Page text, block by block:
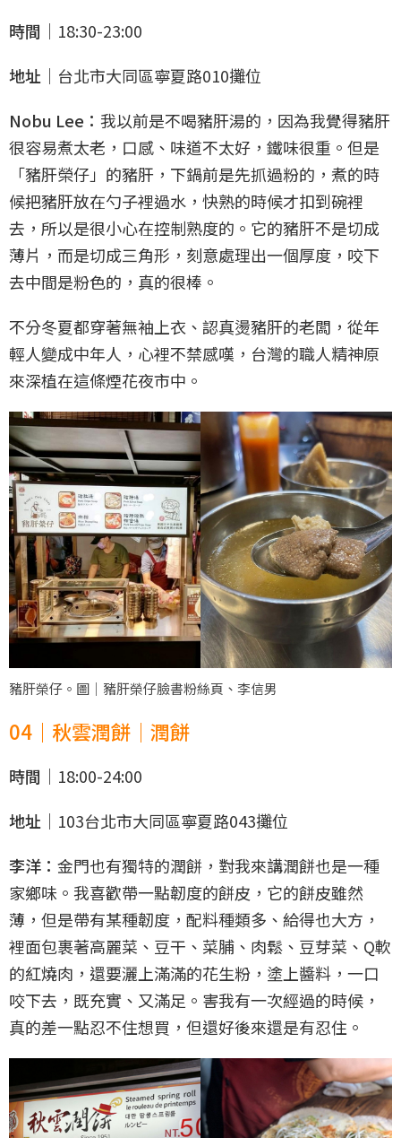
時間｜ 18:30-23:00
地址｜ 台北市大同區寧夏路010攤位
Nobu Lee： 我以前是不喝豬肝湯的，因為我覺得豬肝
很容易煮太老，口感、味道不太好，鐵味很重。但是
「豬肝榮仔」的豬肝，下鍋前是先抓過粉的，煮的時
候把豬肝放在勺子裡過水，快熟的時候才扣到碗裡
去，所以是很小心在控制熟度的。它的豬肝不是切成
薄片，而是切成三角形，刻意處理出一個厚度，咬下
去中間是粉色的，真的很棒。
不分冬夏都穿著無袖上衣、認真燙豬肝的老闆，從年
輕人變成中年人，心裡不禁感嘆，台灣的職人精神原
來深植在這條煙花夜市中。
豬肝榮仔。圖｜豬肝榮仔臉書粉絲頁、李信男
04｜秋雲潤餅｜潤餅
時間｜ 18:00-24:00
地址｜ 103台北市大同區寧夏路043攤位
李洋： 金門也有獨特的潤餅，對我來講潤餅也是一種
家鄉味。我喜歡帶一點韌度的餅皮，它的餅皮雖然
薄，但是帶有某種韌度，配料種類多、給得也大方，
裡面包裹著高麗菜、豆干、菜脯、肉鬆、豆芽菜、Q軟
的紅燒肉，還要灑上滿滿的花生粉，塗上醬料，一口
咬下去，既充實、又滿足。害我有一次經過的時候，
真的差一點忍不住想買，但還好後來還是有忍住。